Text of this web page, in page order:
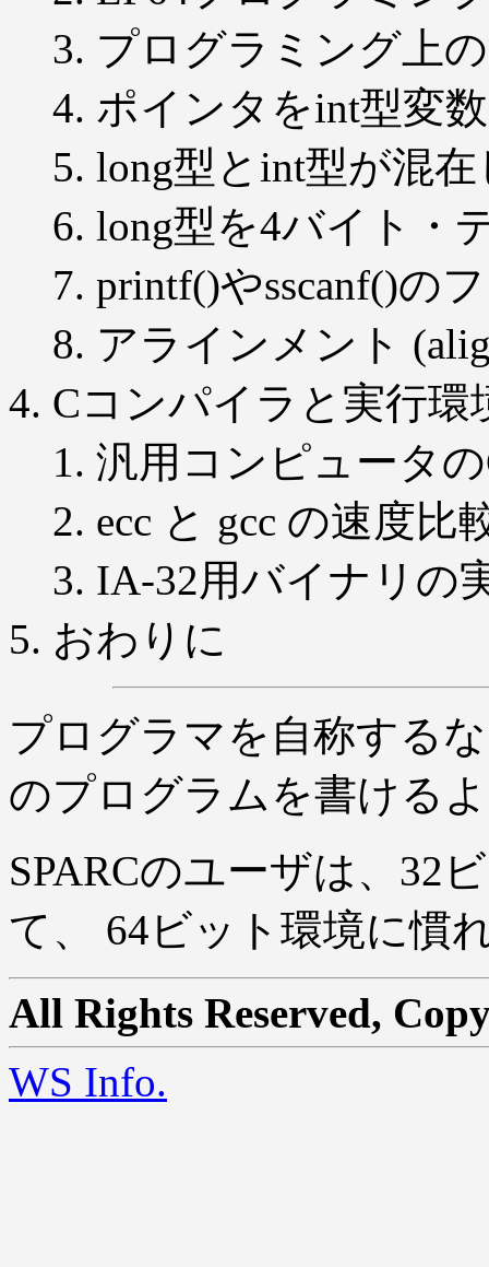
プログラミング上
ポインタをint型変
long型とint型が混
long型を4バイト・
printf()やsscanf()の
アラインメント
Cコンパイラと実行環
汎用コンピュータ
ecc と gcc の速度比
IA-32用バイナリの
おわりに
プログラマを自称する
のプログラムを書ける
SPARCのユーザは、32
て、 64ビット環境に慣
All Rights Reserved,
WS Info.